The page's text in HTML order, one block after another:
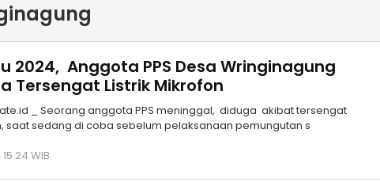
2024, Anggota PPS Desa Wringinagung
Tersengat Listrik Mikrofon
_ Seorang anggota PPS meninggal, diduga akibat tersengat
saat sedang di coba sebelum pelaksanaan pemungutan s
WIB